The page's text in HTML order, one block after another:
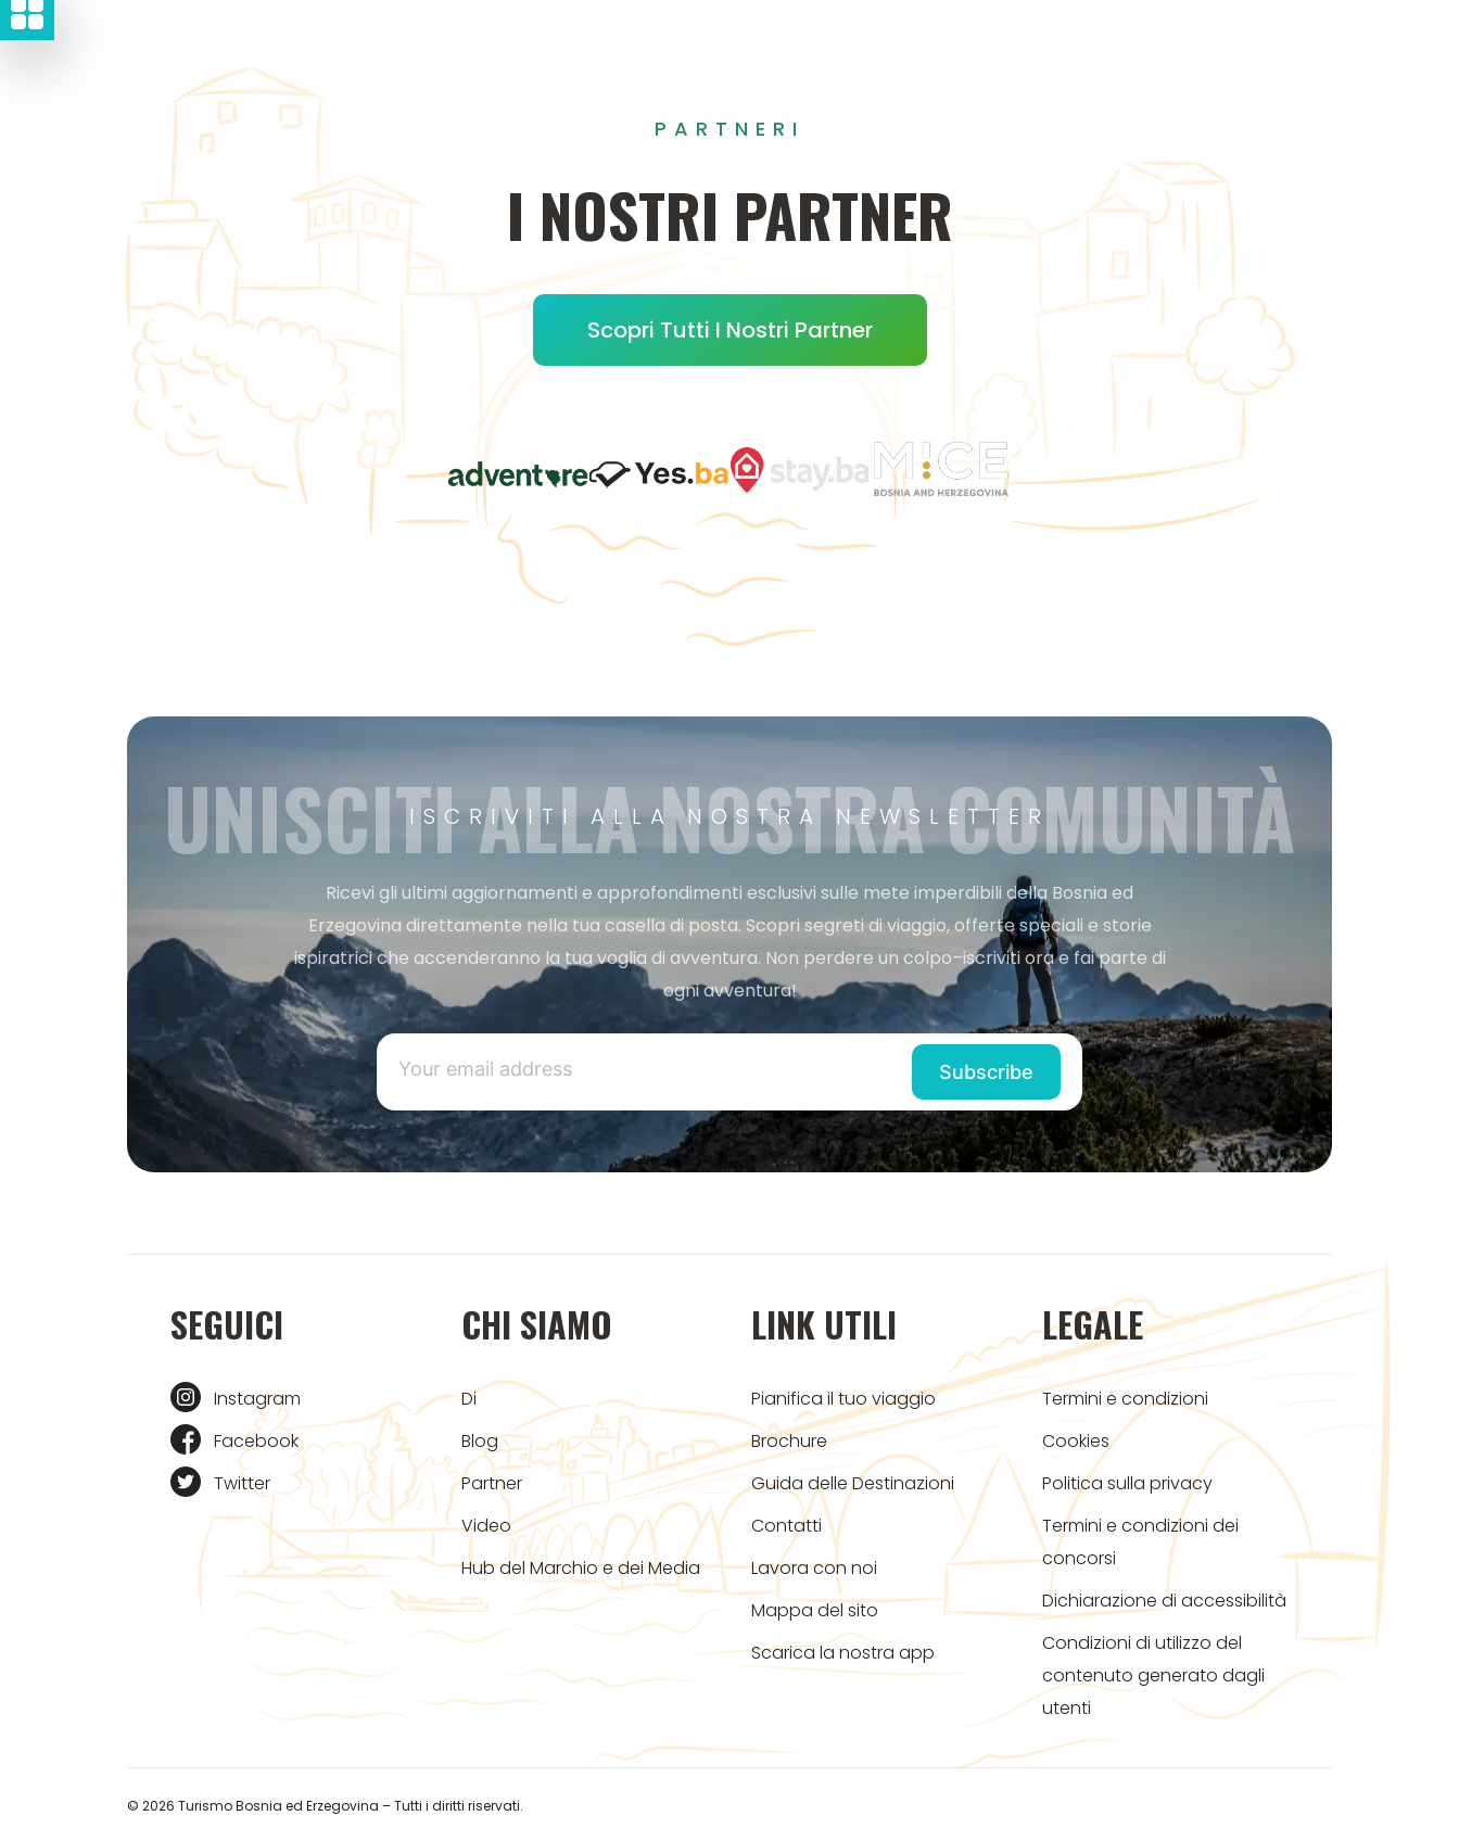
PARTNERI
I NOSTRI PARTNER
Scopri Tutti I Nostri Partner
ISCRIVITI ALLA NOSTRA NEWSLETTER
UNISCITI ALLA NOSTRA COMUNITÀ
Ricevi gli ultimi aggiornamenti e approfondimenti esclusivi sulle mete imperdibili della Bosnia ed
Erzegovina direttamente nella tua casella di posta. Scopri segreti di viaggio, offerte speciali e storie
ispiratrici che accenderanno la tua voglia di avventura. Non perdere un colpo–iscriviti ora e fai parte di
ogni avventura!
SEGUICI
Instagram
Facebook
Twitter
CHI SIAMO
Di
Blog
Partner
Video
Hub del Marchio e dei Media
LINK UTILI
Pianifica il tuo viaggio
Brochure
Guida delle Destinazioni
Contatti
Lavora con noi
Mappa del sito
Scarica la nostra app
LEGALE
Termini e condizioni
Cookies
Politica sulla privacy
Termini e condizioni dei
concorsi
Dichiarazione di accessibilità
Condizioni di utilizzo del
contenuto generato dagli
utenti
© 2026 Turismo Bosnia ed Erzegovina – Tutti i diritti riservati.